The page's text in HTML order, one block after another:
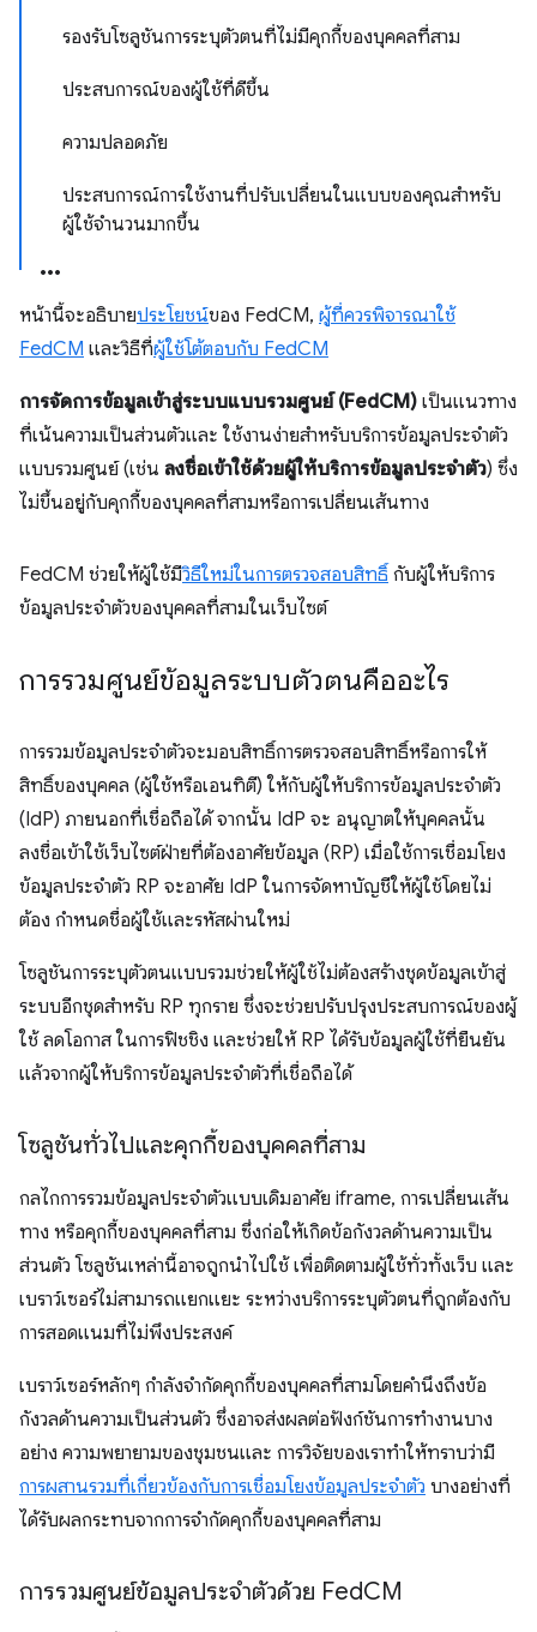
รองรับโซลูชันการระบุตัวตนที่ไม่มีคุกกี้ของบุคคลที่สาม
ประสบการณ์ของผู้ใช้ที่ดีขึ้น
ความปลอดภัย
ประสบการณ์การใช้งานที่ปรับเปลี่ยนในแบบของคุณสำหรับ
ผู้ใช้จำนวนมากขึ้น
หน้านี้จะอธิบายประโยชน์ของ FedCM, ผู้ที่ควรพิจารณาใช้
FedCM และวิธีที่ผู้ใช้โต้ตอบกับ FedCM
การจัดการข้อมูลเข้าสู่ระบบแบบรวมศูนย์ (FedCM) เป็นแนวทาง
ที่เน้นความเป็นส่วนตัวและ ใช้งานง่ายสำหรับบริการข้อมูลประจำตัว
แบบรวมศูนย์ (เช่น ลงชื่อเข้าใช้ด้วยผู้ให้บริการข้อมูลประจำตัว) ซึ่ง
ไม่ขึ้นอยู่กับคุกกี้ของบุคคลที่สามหรือการเปลี่ยนเส้นทาง
FedCM ช่วยให้ผู้ใช้มีวิธีใหม่ในการตรวจสอบสิทธิ์ กับผู้ให้บริการ
ข้อมูลประจำตัวของบุคคลที่สามในเว็บไซต์
การรวมศูนย์ข้อมูลระบบตัวตนคืออะไร
การรวมข้อมูลประจำตัวจะมอบสิทธิ์การตรวจสอบสิทธิ์หรือการให้
สิทธิ์ของบุคคล (ผู้ใช้หรือเอนทิตี) ให้กับผู้ให้บริการข้อมูลประจำตัว
(IdP) ภายนอกที่เชื่อถือได้ จากนั้น IdP จะ อนุญาตให้บุคคลนั้น
ลงชื่อเข้าใช้เว็บไซต์ฝ่ายที่ต้องอาศัยข้อมูล (RP) เมื่อใช้การเชื่อมโยง
ข้อมูลประจำตัว RP จะอาศัย IdP ในการจัดหาบัญชีให้ผู้ใช้โดยไม่
ต้อง กำหนดชื่อผู้ใช้และรหัสผ่านใหม่
โซลูชันการระบุตัวตนแบบรวมช่วยให้ผู้ใช้ไม่ต้องสร้างชุดข้อมูลเข้าสู่
ระบบอีกชุดสำหรับ RP ทุกราย ซึ่งจะช่วยปรับปรุงประสบการณ์ของผู้
ใช้ ลดโอกาส ในการฟิชชิง และช่วยให้ RP ได้รับข้อมูลผู้ใช้ที่ยืนยัน
แล้วจากผู้ให้บริการข้อมูลประจำตัวที่เชื่อถือได้
โซลูชันทั่วไปและคุกกี้ของบุคคลที่สาม
กลไกการรวมข้อมูลประจำตัวแบบเดิมอาศัย iframe, การเปลี่ยนเส้น
ทาง หรือคุกกี้ของบุคคลที่สาม ซึ่งก่อให้เกิดข้อกังวลด้านความเป็น
ส่วนตัว โซลูชันเหล่านี้อาจถูกนำไปใช้ เพื่อติดตามผู้ใช้ทั่วทั้งเว็บ และ
เบราว์เซอร์ไม่สามารถแยกแยะ ระหว่างบริการระบุตัวตนที่ถูกต้องกับ
การสอดแนมที่ไม่พึงประสงค์
เบราว์เซอร์หลักๆ กำลังจำกัดคุกกี้ของบุคคลที่สามโดยคำนึงถึงข้อ
กังวลด้านความเป็นส่วนตัว ซึ่งอาจส่งผลต่อฟังก์ชันการทำงานบาง
อย่าง ความพยายามของชุมชนและ การวิจัยของเราทำให้ทราบว่ามี
การผสานรวมที่เกี่ยวข้องกับการเชื่อมโยงข้อมูลประจำตัว บางอย่างที่
ได้รับผลกระทบจากการจำกัดคุกกี้ของบุคคลที่สาม
การรวมศูนย์ข้อมูลประจำตัวด้วย FedCM